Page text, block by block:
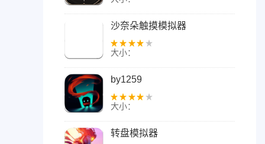
沙奈朵触摸模拟器
大小：
by1259
大小：
转盘模拟器